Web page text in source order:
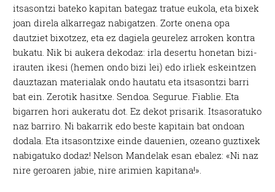
itsasontzi bateko kapitan bategaz tratue eukola, eta bixek
joan direla alkarregaz nabigatzen. Zorte onena opa
dautziet bixotzez, eta ez dagiela geurelez arroken kontra
bukatu. Nik bi aukera dekodaz: irla desertu honetan bizi-
irauten ikesi (hemen ondo bizi lei) edo irliek eskeintzen
dauztazan materialak ondo hautatu eta itsasontzi barri
bat ein. Zerotik hasitxe. Sendoa. Segurue. Fiablie. Eta
bigarren hori aukeratu dot. Ez dekot prisarik. Itsasoratuko
naz barriro. Ni bakarrik edo beste kapitain bat ondoan
dodala. Eta itsasontzixe einde dauenien, ozeano guztixek
nabigatuko dodaz! Nelson Mandelak esan ebalez: «Ni naz
nire geroaren jabie, nire arimien kapitana!».